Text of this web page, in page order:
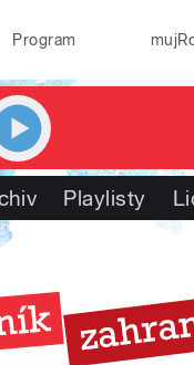
Program
Playlisty